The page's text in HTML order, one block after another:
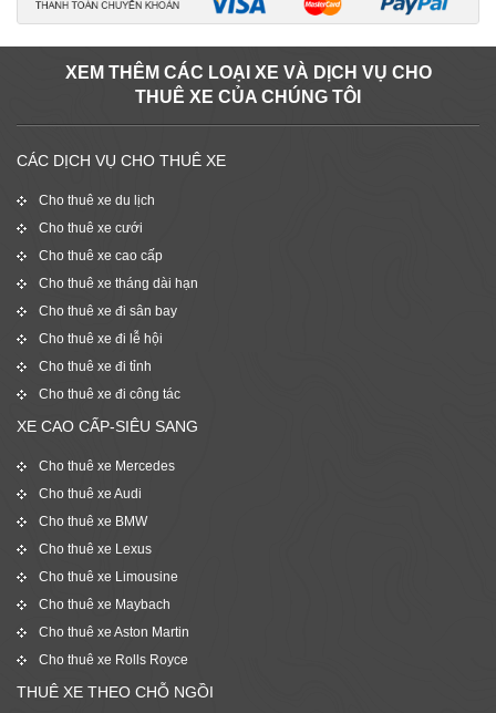
XEM THÊM CÁC LOẠI XE VÀ DỊCH VỤ CHO
THUÊ XE CỦA CHÚNG TÔI
CÁC DỊCH VỤ CHO THUÊ XE
Cho thuê xe du lịch
Cho thuê xe cưới
Cho thuê xe cao cấp
Cho thuê xe tháng dài hạn
Cho thuê xe đi sân bay
Cho thuê xe đi lễ hội
Cho thuê xe đi tỉnh
Cho thuê xe đi công tác
XE CAO CẤP-SIÊU SANG
Cho thuê xe Mercedes
Cho thuê xe Audi
Cho thuê xe BMW
Cho thuê xe Lexus
Cho thuê xe Limousine
Cho thuê xe Maybach
Cho thuê xe Aston Martin
Cho thuê xe Rolls Royce
THUÊ XE THEO CHỖ NGỒI